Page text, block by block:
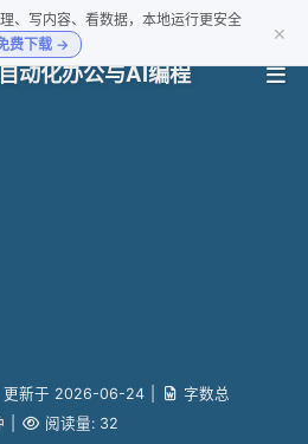
、写内容、看数据，本地运行更安全
费下载 →
×
动化办公与AI编程
更新于 2026-06-24
字数总
阅读量: 32